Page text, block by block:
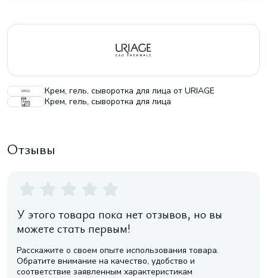
Крем, гель, сыворотка для лица от URIAGE
Крем, гель, сыворотка для лица
Отзывы
У этого товара пока нет отзывов, но вы
можете стать первым!
Расскажите о своем опыте использования товара.
Обратите внимание на качество, удобство и
соответствие заявленным характеристикам